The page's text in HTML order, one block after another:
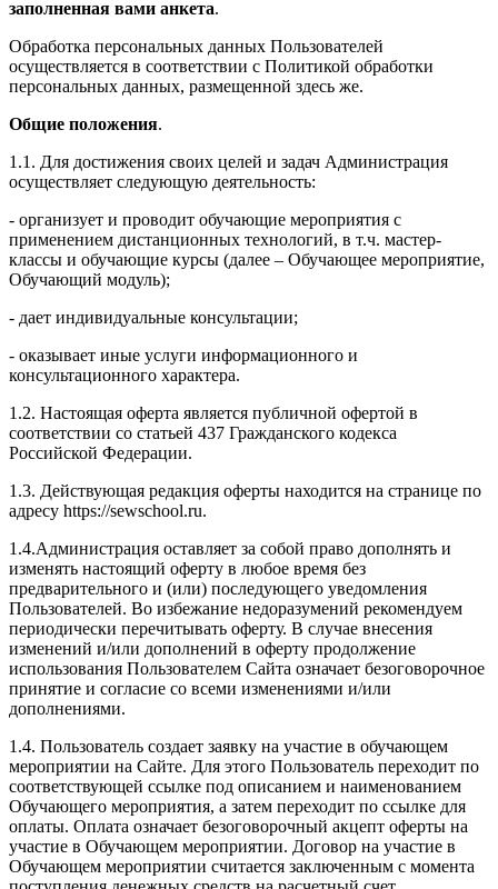
заполненная вами анкета.
Обработка персональных данных Пользователей
осуществляется в соответствии с Политикой обработки
персональных данных, размещенной здесь же.
Общие положения.
1.1. Для достижения своих целей и задач Администрация
осуществляет следующую деятельность:
- организует и проводит обучающие мероприятия с
применением дистанционных технологий, в т.ч. мастер-
классы и обучающие курсы (далее – Обучающее мероприятие,
Обучающий модуль);
- дает индивидуальные консультации;
- оказывает иные услуги информационного и
консультационного характера.
1.2. Настоящая оферта является публичной офертой в
соответствии со статьей 437 Гражданского кодекса
Российской Федерации.
1.3. Действующая редакция оферты находится на странице по
адресу https://sewschool.ru.
1.4.Администрация оставляет за собой право дополнять и
изменять настоящий оферту в любое время без
предварительного и (или) последующего уведомления
Пользователей. Во избежание недоразумений рекомендуем
периодически перечитывать оферту. В случае внесения
изменений и/или дополнений в оферту продолжение
использования Пользователем Сайта означает безоговорочное
принятие и согласие со всеми изменениями и/или
дополнениями.
1.4. Пользователь создает заявку на участие в обучающем
мероприятии на Сайте. Для этого Пользователь переходит по
соответствующей ссылке под описанием и наименованием
Обучающего мероприятия, а затем переходит по ссылке для
оплаты. Оплата означает безоговорочный акцепт оферты на
участие в Обучающем мероприятии. Договор на участие в
Обучающем мероприятии считается заключенным с момента